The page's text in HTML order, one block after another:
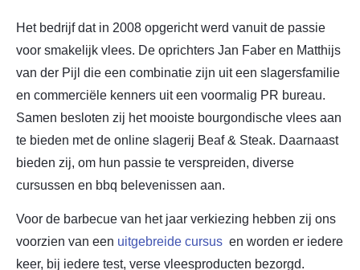
Het bedrijf dat in 2008 opgericht werd vanuit de passie
voor smakelijk vlees. De oprichters Jan Faber en Matthijs
van der Pijl die een combinatie zijn uit een slagersfamilie
en commerciële kenners uit een voormalig PR bureau.
Samen besloten zij het mooiste bourgondische vlees aan
te bieden met de online slagerij Beaf & Steak. Daarnaast
bieden zij, om hun passie te verspreiden, diverse
cursussen en bbq belevenissen aan.
Voor de barbecue van het jaar verkiezing hebben zij ons
voorzien van een uitgebreide cursus en worden er iedere
keer, bij iedere test, verse vleesproducten bezorgd.